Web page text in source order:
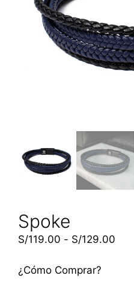
Spoke
S/119.00 - S/129.00
¿Cómo Comprar?